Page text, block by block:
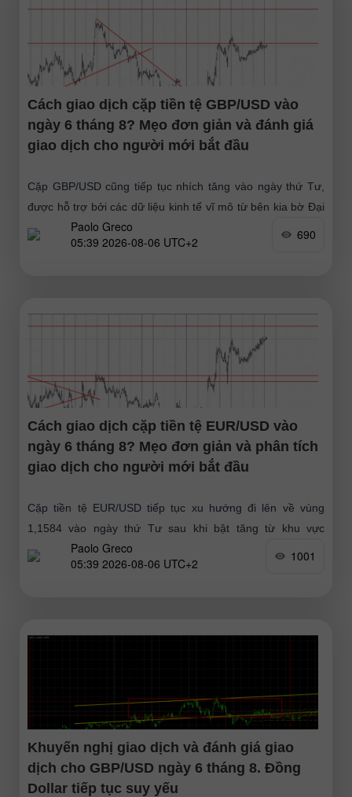
Cách giao dịch cặp tiền tệ GBP/USD vào
ngày 6 tháng 8? Mẹo đơn giản và đánh giá
giao dịch cho người mới bắt đầu
Cặp GBP/USD cũng tiếp tục nhích tăng vào ngày thứ Tư,
được hỗ trợ bởi các dữ liệu kinh tế vĩ mô từ bên kia bờ Đại
Tây DươngPaolo Greco
05:39 2026-08-06 UTC+2
690
Cách giao dịch cặp tiền tệ EUR/USD vào
ngày 6 tháng 8? Mẹo đơn giản và phân tích
giao dịch cho người mới bắt đầu
Cặp tiền tệ EUR/USD tiếp tục xu hướng đi lên về vùng
1,1584 vào ngày thứ Tư sau khi bật tăng từ khu vực
1,1461–1,1474 và hoàn tất giai đoạn
Paolo Greco
05:39 2026-08-06 UTC+2
1001
Khuyến nghị giao dịch và đánh giá giao
dịch cho GBP/USD ngày 6 tháng 8. Đồng
Dollar tiếp tục suy yếu